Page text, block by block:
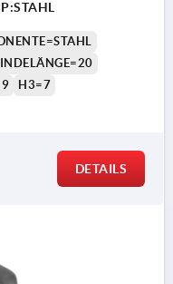
H3=7
DETAILS